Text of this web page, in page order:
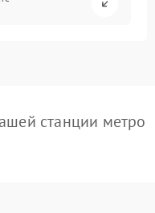
станции метро